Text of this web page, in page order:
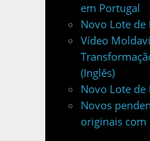
em Portugal
Novo Lote
Vídeo
(Inglês)
Novo Lote
Novos
originais com